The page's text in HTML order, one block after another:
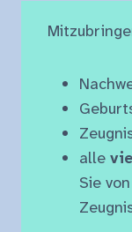
alle
Sie